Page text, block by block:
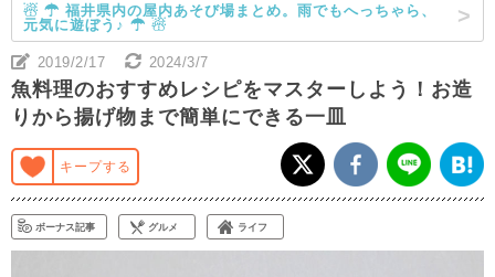
☃ ☂ 福井県内の屋内あそび場まとめ。雨でもへっちゃら、
元気に遊ぼう♪ ☂ ☃
2019/2/17 2024/3/7
魚料理のおすすめレシピをマスターしよう！お造
りから揚げ物まで簡単にできる一皿
キープする
ボーナス記事 グルメ ライフ